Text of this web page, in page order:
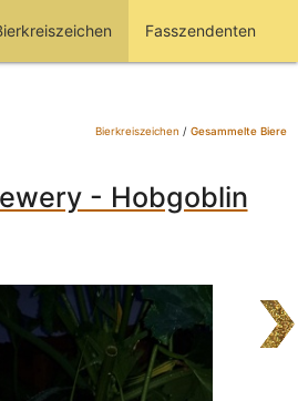
Fasszendenten
Bierkreiszeichen / Gesammelte Biere
- Hobgoblin